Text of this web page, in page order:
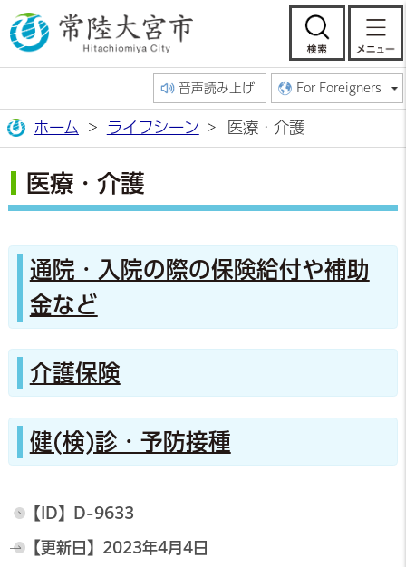
常陸大宮市公
検
音声読み上げ For Foreigners
ホーム ライフシーン 医療・介護
医療・介護
通院・入院の際の保険給付や補助
金など
介護保険
健(検)診・予防接種
【ID】 D-9633
【更新日】 2023年4月4日